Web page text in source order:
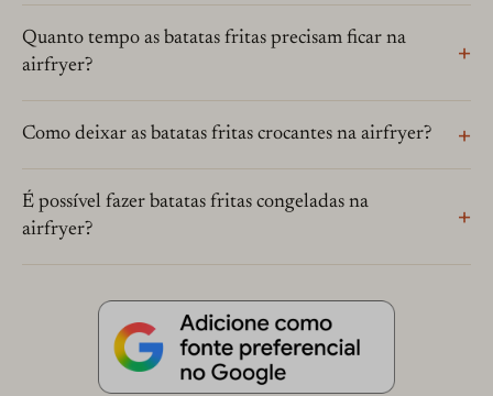
Quanto tempo as batatas fritas precisam ficar na
airfryer?
Como deixar as batatas fritas crocantes na airfryer?
É possível fazer batatas fritas congeladas na
airfryer?